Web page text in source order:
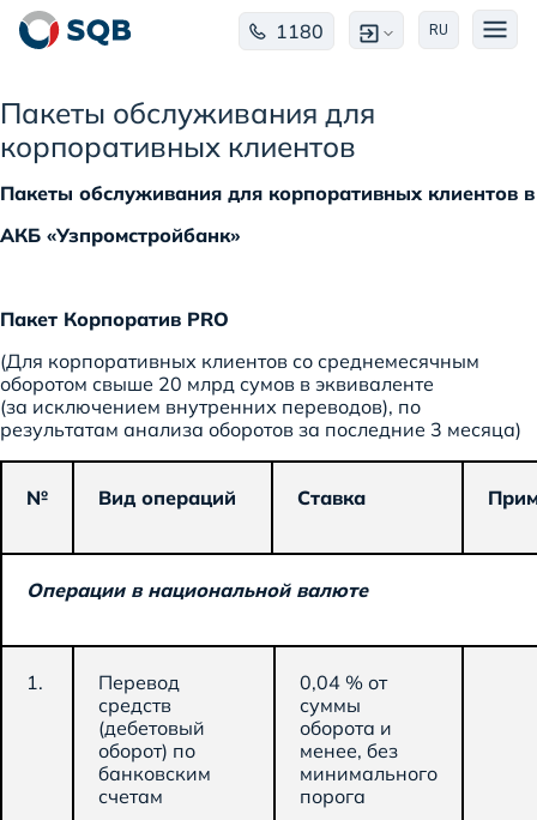
1180 RU
Пакеты обслуживания для
корпоративных клиентов
Пакеты обслуживания для корпоративных клиентов в
АКБ «Узпромстройбанк»
Пакет Корпоратив PRO
(Для корпоративных клиентов со среднемесячным
оборотом свыше 20 млрд сумов в эквиваленте
(за исключением внутренних переводов), по
результатам анализа оборотов за последние 3 месяца)
№ Вид операций Ставка
Операции в национальной валюте
1.
Перевод
средств
(дебетовый
оборот) по
банковским
счетам
0,04 % от
суммы
оборота и
менее, без
минимального
порога